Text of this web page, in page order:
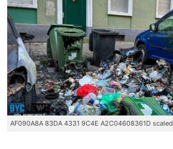
AF090A8A 83DA 4331 9C4E A2C04608361D scaled